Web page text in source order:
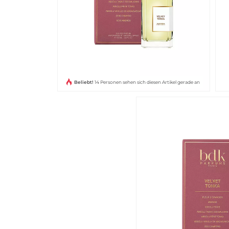
Beliebt! 14 Personen sehen sich diesen Artikel gerade an